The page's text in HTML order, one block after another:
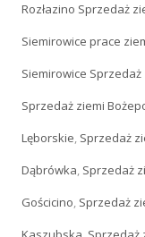
Rozłazino Sprzedaż
Siemirowice prace
Siemirowice Sprzedaż
Sprzedaż ziemi
Lęborskie, Sprzedaż
Dąbrówka, Sprzedaż
Gościcino, Sprzedaż